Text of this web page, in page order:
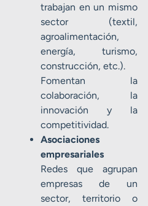
trabajan en un mismo
sector (textil,
agroalimentación,
energía, turismo,
construcción, etc.).
Fomentan la
colaboración, la
innovación y la
competitividad.
Asociaciones
empresariales
Redes que agrupan
empresas de un
sector, territorio o